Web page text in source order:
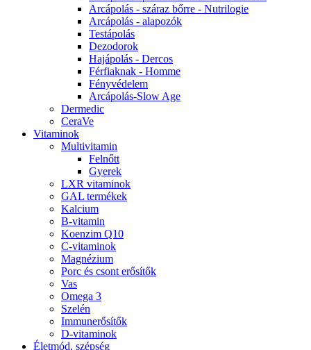
Arcápolás - száraz bőrre - Nutrilogie
Arcápolás - alapozók
Testápolás
Dezodorok
Hajápolás - Dercos
Férfiaknak - Homme
Fényvédelem
Arcápolás-Slow Age
Dermedic
CeraVe
Vitaminok
Multivitamin
Felnőtt
Gyerek
LXR vitaminok
GAL termékek
Kalcium
B-vitamin
Koenzim Q10
C-vitaminok
Magnézium
Porc és csont erősítők
Vas
Omega 3
Szelén
Immunerősítők
D-vitaminok
Életmód, szépség